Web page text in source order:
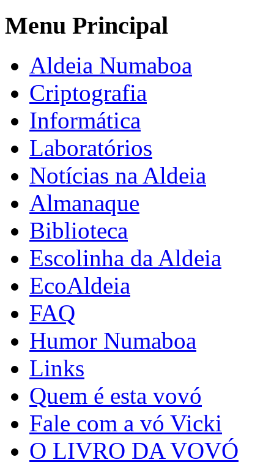
Menu Principal
Aldeia Numaboa
Criptografia
Informática
Laboratórios
Notícias na Aldeia
Almanaque
Biblioteca
Escolinha da Aldeia
EcoAldeia
FAQ
Humor Numaboa
Links
Quem é esta vovó
Fale com a vó Vicki
O LIVRO DA VOVÓ